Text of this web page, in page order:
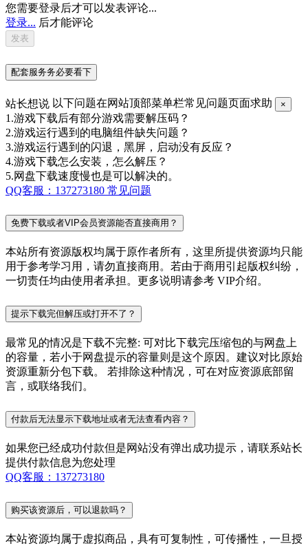
您需要登录后才可以发表评论...
登录... 后才能评论
配套服务务必要看下
站长想说 以下问题在网站顶部菜单栏常见问题页面求助 ×
1.游戏下载后有部分游戏需要解压码？
2.游戏运行遇到的电脑组件缺失问题？
3.游戏运行遇到的闪退，黑屏，启动没有反应？
4.游戏下载怎么安装，怎么解压？
5.网盘下载速度慢也是可以解决的。
QQ客服：137273180 常见问题
免费下载或者VIP会员资源能否直接商用？
本站所有资源版权均属于原作者所有，这里所提供资源均只能
用于参考学习用，请勿直接商用。若由于商用引起版权纠纷，
一切责任均由使用者承担。更多说明请参考 VIP介绍。
提示下载完但解压或打开不了？
最常见的情况是下载不完整: 可对比下载完压缩包的与网盘上
的容量，若小于网盘提示的容量则是这个原因。建议对比原始
资源重新分包下载。 若排除这种情况，可在对应资源底部留
言，或联络我们。
付款后无法显示下载地址或者无法查看内容？
如果您已经成功付款但是网站没有弹出成功提示，请联系站长
提供付款信息为您处理
QQ客服：137273180
购买该资源后，可以退款吗？
本站资源均属于虚拟商品，具有可复制性，可传播性，一旦授